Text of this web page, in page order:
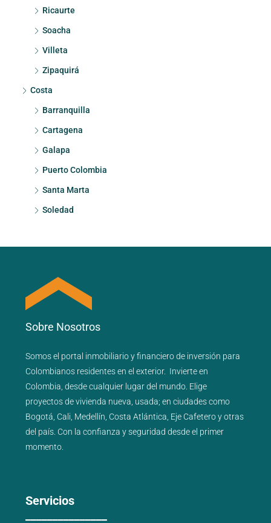
Ricaurte
Soacha
Villeta
Zipaquirá
Costa
Barranquilla
Cartagena
Galapa
Puerto Colombia
Santa Marta
Soledad
Sobre Nosotros
Somos el portal inmobiliarioyfinancierode inversión para
Colombianos residentes en el exterior. Invierte en
Colombia, desde cualquier lugar del mundo. Elige
proyectos devivienda nueva, usada; en ciudades como
Bogotá, Cali, Medellín, Costa Atlántica, Eje Cafeteroyotras
del país. Con la confianza y seguridad desde el primer
momento.
Servicios